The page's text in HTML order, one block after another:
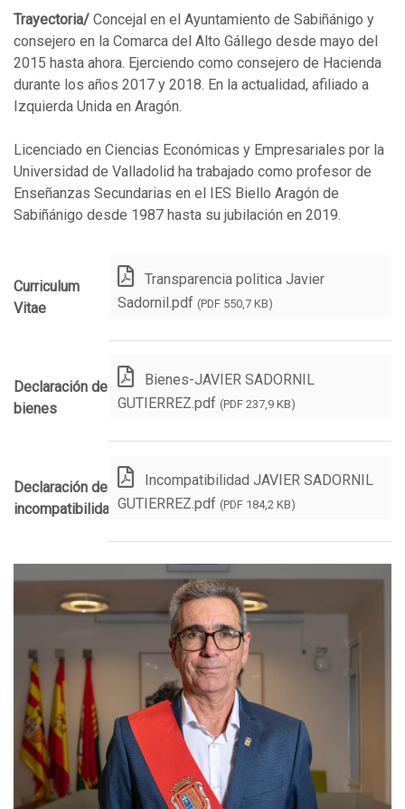
Trayectoria/ Concejal en el Ayuntamiento de Sabiñánigo y
consejero en la Comarca del Alto Gállego desde mayo del
2015 hasta ahora. Ejerciendo como consejero de Hacienda
durante los años 2017 y 2018. En la actualidad, afiliado a
Izquierda Unida en Aragón.
Licenciado en Ciencias Económicas y Empresariales por la
Universidad de Valladolid ha trabajado como profesor de
Enseñanzas Secundarias en el IES Biello Aragón de
Sabiñánigo desde 1987 hasta su jubilación en 2019.
Curriculum
Vitae
Transparencia politica Javier
Sadornil.pdf (PDF 550,7 KB)
Declaración de
bienes
Bienes-JAVIER SADORNIL
GUTIERREZ.pdf (PDF 237,9 KB)
Declaración de
incompatibilidades
Incompatibilidad JAVIER SADORNIL
GUTIERREZ.pdf (PDF 184,2 KB)